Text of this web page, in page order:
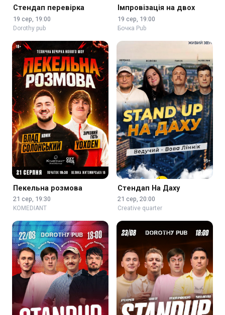
Стендап перевірка
19 сер, 19:00
Dorothy pub
Імпровізація на двох
19 сер, 19:00
Бочка Pub
Пекельна розмова
21 сер, 19:30
KOMEDIANT
Стендап На Даху
21 сер, 20:00
Creative quarter